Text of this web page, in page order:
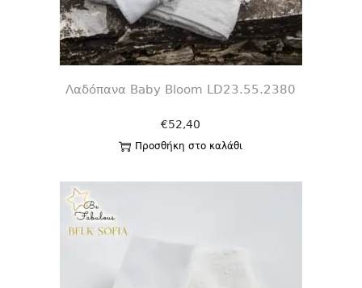
Λαδόπανα Baby Bloom LD23.55.2380
€52,40
Προσθήκη στο καλάθι